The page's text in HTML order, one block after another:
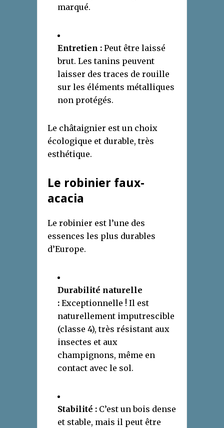
marqué.
Entretien : Peut être laissé
brut. Les tanins peuvent
laisser des traces de rouille
sur les éléments métalliques
non protégés.
Le châtaignier est un choix
écologique et durable, très
esthétique.
Le robinier faux-
acacia
Le robinier est l’une des
essences les plus durables
d’Europe.
Durabilité naturelle
: Exceptionnelle ! Il est
naturellement imputrescible
(classe 4), très résistant aux
insectes et aux
champignons, même en
contact avec le sol.
Stabilité : C’est un bois dense
et stable, mais il peut être